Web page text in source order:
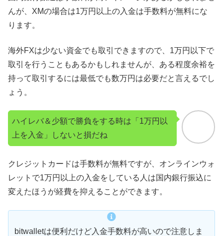
んが、XMの場合は1万円以上の入金は手数料が無料にな
ります。
海外FXは少ない資金でも取引できますので、1万円以下で
取引を行うこともあるかもしれませんが、ある程度余裕を
持って取引するには最低でも数万円は必要だと言えるでし
ょう。
ハイレバ＆少額で勝負をする時は「1万円以
上を入金」しないと損だね
クレジットカードは手数料が無料ですが、オンラインウォ
レットで1万円以上の入金をしている人は国内銀行振込に
変えたほうが経費を抑えることができます。
bitwalletは便利だけど入金手数料が高いので注意しま